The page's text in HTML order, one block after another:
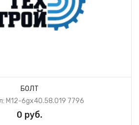
БОЛТ
М12-6gх40.58.019 7796
0 руб.